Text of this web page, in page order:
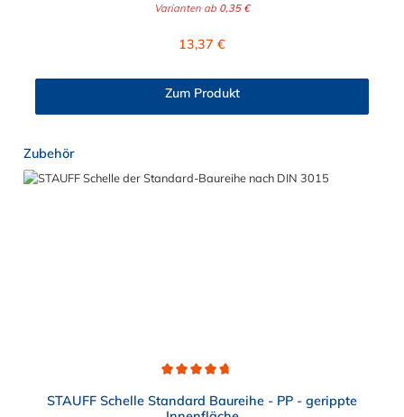
Varianten ab 0,35 €
Regulärer Preis:
13,37 €
Zum Produkt
Produktgalerie überspringen
Zubehör
STAUFF Schelle Standard Baureihe - PP - gerippte